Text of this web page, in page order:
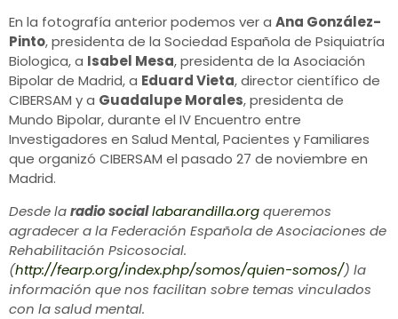
En la fotografía anterior podemos ver a Ana González-
Pinto, presidenta de la Sociedad Española de Psiquiatría
Biologica, a Isabel Mesa, presidenta de la Asociación
Bipolar de Madrid, a Eduard Vieta, director científico de
CIBERSAM y a Guadalupe Morales, presidenta de
Mundo Bipolar, durante el IV Encuentro entre
Investigadores en Salud Mental, Pacientes y Familiares
que organizó CIBERSAM el pasado 27 de noviembre en
Madrid.
Desde laradio sociallabarandilla.orgqueremos
agradecer a la Federación Española de Asociaciones de
Rehabilitación Psicosocial.
(http://fearp.org/index.php/somos/quien-somos/) la
información que nos facilitan sobre temas vinculados
con la salud mental.